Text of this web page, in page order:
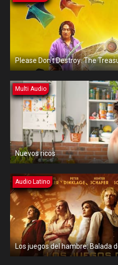
Please Don’t Destroy: The
Multi Audio
Nuevos ricos
Audio Latino